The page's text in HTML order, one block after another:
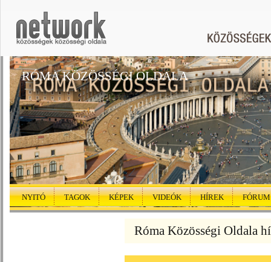
RÓMA KÖZÖSSÉGI OLDALA
NYITÓ TAGOK KÉPEK VIDEÓK HÍREK FÓRUM
Róma Közösségi Oldala